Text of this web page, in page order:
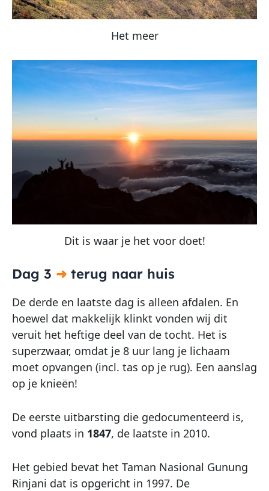
Het meer
Dit is waar je het voor doet!
Dag 3 ➜ terug naar huis
De derde en laatste dag is alleen afdalen. En
hoewel dat makkelijk klinkt vonden wij dit
veruit het heftige deel van de tocht. Het is
superzwaar, omdat je 8 uur lang je lichaam
moet opvangen (incl. tas op je rug). Een aanslag
op je knieën!
De eerste uitbarsting die gedocumenteerd is,
vond plaats in 1847, de laatste in 2010.
Het gebied bevat het Taman Nasional Gunung
Rinjani dat is opgericht in 1997. De